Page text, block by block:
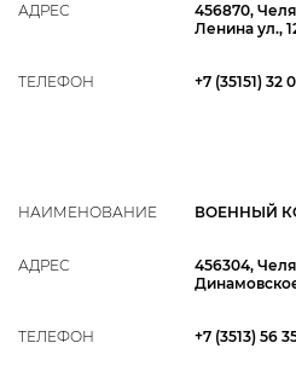
АДРЕС
456870,
Ленина ул.,
ТЕЛЕФОН +7 (35151) 32
НАИМЕНОВАНИЕ ВОЕННЫЙ
АДРЕС
456304,
ТЕЛЕФОН +7 (3513) 56